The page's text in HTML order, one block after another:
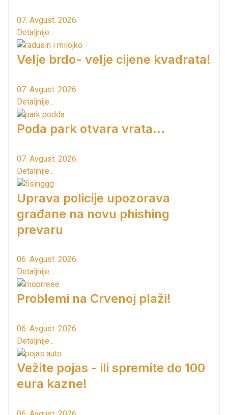
07. Avgust. 2026.
Detaljnije...
Velje brdo- velje cijene kvadrata!
07. Avgust. 2026.
Detaljnije...
Poda park otvara vrata...
07. Avgust. 2026.
Detaljnije...
Uprava policije upozorava
građane na novu phishing
prevaru
06. Avgust. 2026.
Detaljnije...
Problemi na Crvenoj plaži!
06. Avgust. 2026.
Detaljnije...
Vežite pojas - ili spremite do 100
eura kazne!